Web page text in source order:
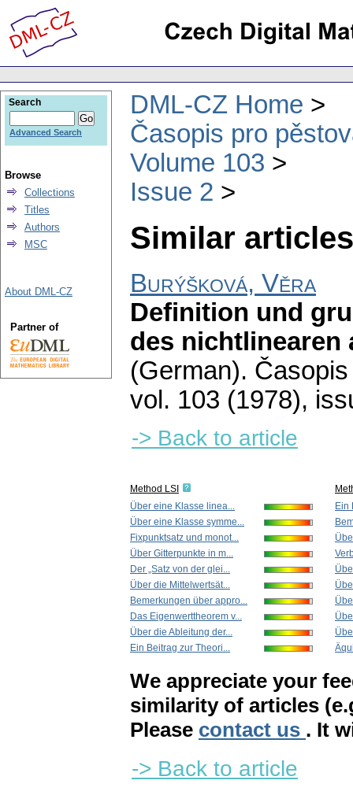
DML-CZ Home
Časopis pro
Volume 103
Issue 2
Similar
Burýšková, Věra
Definition und
des nichtlinearen
(German).
vol. 103 (1978),
-> Back to article
Method LSI
Über eine Klasse linea...
Über eine Klasse symme...
Fixpunktsatz und monot...
Über Gitterpunkte in m...
Der „Satz von der glei...
Über die Mittelwertsät...
Bemerkungen über appro...
Das Eigenwerttheorem v...
Über die Ableitung der...
Ein Beitrag zur Theori...
Ein
We appreciate your
similarity of articles
Please contact us . It
-> Back to article
Search
Advanced Search
Browse
Collections
Titles
Authors
MSC
About DML-CZ
Partner of